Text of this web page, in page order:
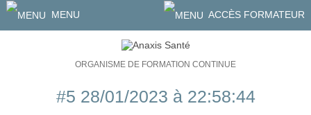
MENU ACCÈS FORMATEUR
ORGANISME DE FORMATION CONTINUE
#5 28/01/2023 à 22:58:44